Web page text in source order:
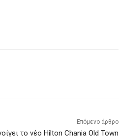
Επόμενο άρθρο
το νέο Hilton Chania Old Town